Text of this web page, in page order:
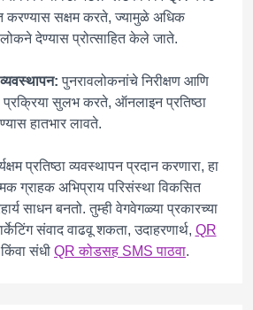
करण्यास सक्षम करते, ज्यामुळे अधिक
देण्यास प्रोत्साहित केले जाते.
व्यवस्थापन: पुनरावलोकनांचे निरीक्षण आणि
प्रक्रिया सुलभ करते, ऑनलाइन प्रतिष्ठा
हातभार लावते.
प्रतिष्ठा व्यवस्थापन प्रदान करणारा, हा
ग्राहक अभिप्राय परिसंस्था विकसित
साधन बनतो. तुम्ही वेगवेगळ्या प्रकारच्या
संवाद वाढवू शकता, उदाहरणार्थ, QR
संधी QR कोडसह SMS पाठवा.